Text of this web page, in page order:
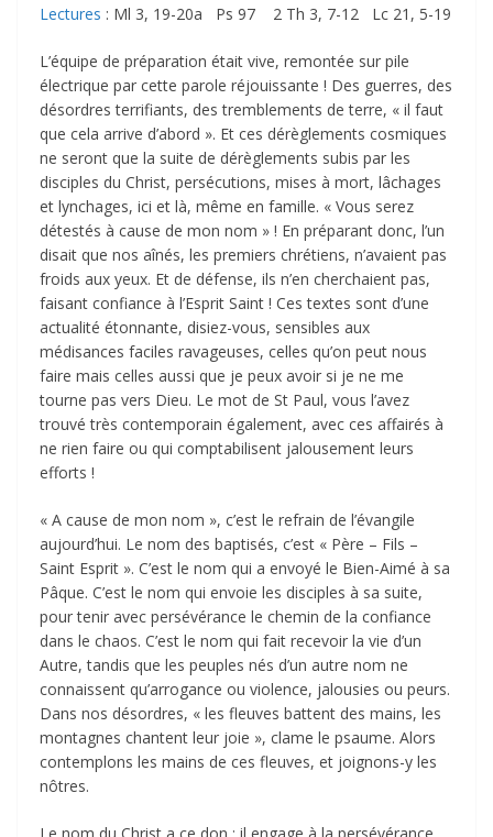
Lectures : Ml 3, 19-20a Ps 97 2 Th 3, 7-12 Lc 21, 5-19
L’équipe de préparation était vive, remontée sur pile
électrique par cette parole réjouissante ! Des guerres, des
désordres terrifiants, des tremblements de terre, « il faut
que cela arrive d’abord ». Et ces dérèglements cosmiques
ne seront que la suite de dérèglements subis par les
disciples du Christ, persécutions, mises à mort, lâchages
et lynchages, ici et là, même en famille. « Vous serez
détestés à cause de mon nom » ! En préparant donc, l’un
disait que nos aînés, les premiers chrétiens, n’avaient pas
froids aux yeux. Et de défense, ils n’en cherchaient pas,
faisant confiance à l’Esprit Saint ! Ces textes sont d’une
actualité étonnante, disiez-vous, sensibles aux
médisances faciles ravageuses, celles qu’on peut nous
faire mais celles aussi que je peux avoir si je ne me
tourne pas vers Dieu. Le mot de St Paul, vous l’avez
trouvé très contemporain également, avec ces affairés à
ne rien faire ou qui comptabilisent jalousement leurs
efforts !
« A cause de mon nom », c’est le refrain de l’évangile
aujourd’hui. Le nom des baptisés, c’est « Père – Fils –
Saint Esprit ». C’est le nom qui a envoyé le Bien-Aimé à sa
Pâque. C’est le nom qui envoie les disciples à sa suite,
pour tenir avec persévérance le chemin de la confiance
dans le chaos. C’est le nom qui fait recevoir la vie d’un
Autre, tandis que les peuples nés d’un autre nom ne
connaissent qu’arrogance ou violence, jalousies ou peurs.
Dans nos désordres, « les fleuves battent des mains, les
montagnes chantent leur joie », clame le psaume. Alors
contemplons les mains de ces fleuves, et joignons-y les
nôtres.